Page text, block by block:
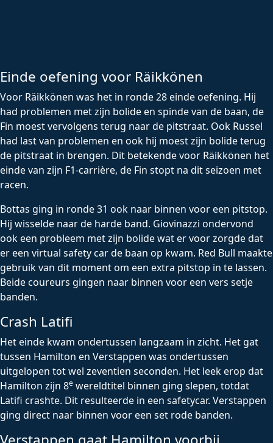
Einde oefening voor Räikkönen
Voor Räikkönen was het in ronde 28 einde oefening. Hij
had problemen met zijn bolide en spinde van de baan, de
Fin moest vervolgens terug naar de pitstraat. Ook Russel
had last van problemen en ook hij moest zijn bolide terug
de pitstraat in brengen. Dit betekende voor Räikkönen het
einde van zijn F1-carrière, de Fin stopt na dit seizoen met
racen.
Bottas ging in ronde 31 ook naar binnen voor een pitstop.
Hij wisselde naar de harde band. Giovinazzi ondervond
ook een probleem met zijn bolide wat er voor zorgde dat
er een virtual safety car de baan op kwam. Red Bull maakte
gebruik van dit moment om een extra pitstop in te lassen.
Beide coureurs gingen naar binnen voor een vers setje
banden.
Crash Latifi
Het einde kwam ondertussen langzaam in zicht. Het gat
tussen Hamilton en Verstappen was ondertussen
uitgelopen tot wel zeventien seconden. Het leek erop dat
Hamilton zijn 8e wereldtitel binnen ging slepen, totdat
Latifi crashte. Dit resulteerde in een safetycar. Verstappen
ging direct naar binnen voor een set rode banden.